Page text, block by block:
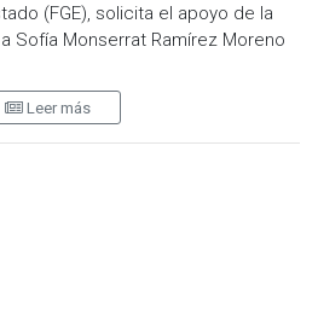
(FGE), solicita el apoyo de la
Sofía Monserrat Ramírez Moreno
el 14 de febrero de
en la calle Manuel Ávila
Leer más